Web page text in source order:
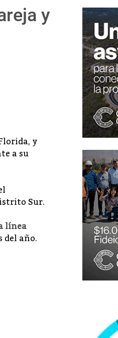
y
y
a su
Sur.
línea
del año.